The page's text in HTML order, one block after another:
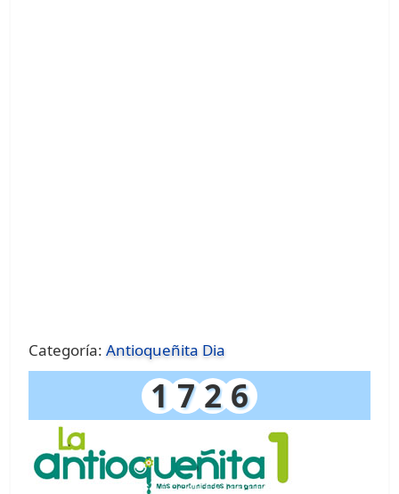
Categoría:Antioqueñita Dia
1 7 2 6